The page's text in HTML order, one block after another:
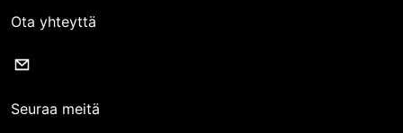
Ota yhteyttä
Seuraa meitä